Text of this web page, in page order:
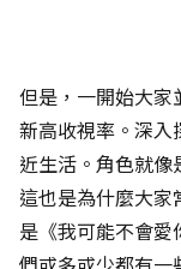
但是，一開始大家
新高收視率。深入
近生活。角色就像
這也是為什麼大
是《我可能不會